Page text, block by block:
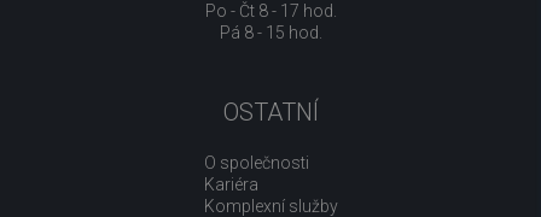
Po - Čt 8 - 17 hod.
Pá 8 - 15 hod.
OSTATNÍ
O společnosti
Kariéra
Komplexní služby